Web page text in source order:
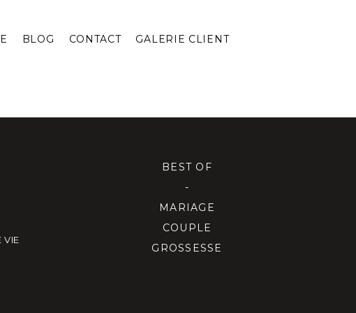
BLOG CONTACT GALERIE CLIENT
VIE
BEST OF
-
MARIAGE
COUPLE
GROSSESSE